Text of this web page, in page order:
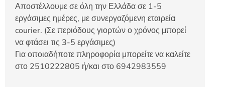
Αποστέλλουμε σε όλη την Ελλάδα σε 1-5
εργάσιμες ημέρες, με συνεργαζόμενη εταιρεία
courier. (Σε περιόδους γιορτών ο χρόνος μπορεί
να φτάσει τις 3-5 εργάσιμες)
Για οποιαδήποτε πληροφορία μπορείτε να καλείτε
στο 2510222805 ή/και στο 6942983559